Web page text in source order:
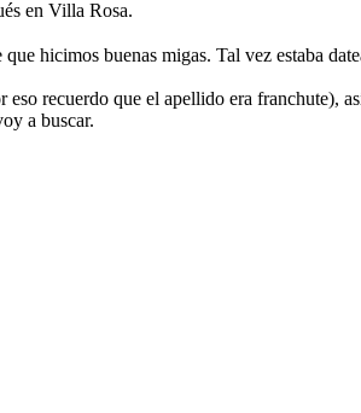
en Villa Rosa.
hicimos buenas migas. Tal vez estaba
eso recuerdo que el apellido era
a buscar.